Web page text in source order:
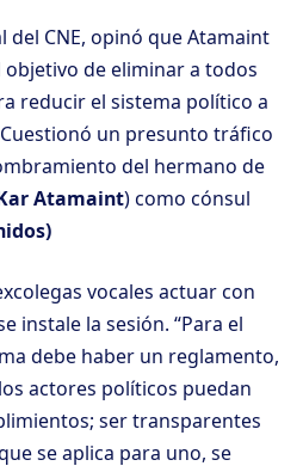
del CNE, opinó que Atamaint
de eliminar a todos
reducir el sistema político a
un presunto tráfico
del hermano de
Atamaint) como cónsul
vocales actuar con
instale la sesión. “Para el
debe haber un reglamento,
actores políticos puedan
ser transparentes
se aplica para uno, se